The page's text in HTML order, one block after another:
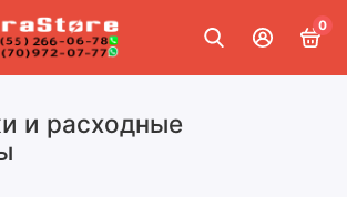
0
и расходные
и гаджеты
планшеты